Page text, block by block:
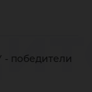
победители